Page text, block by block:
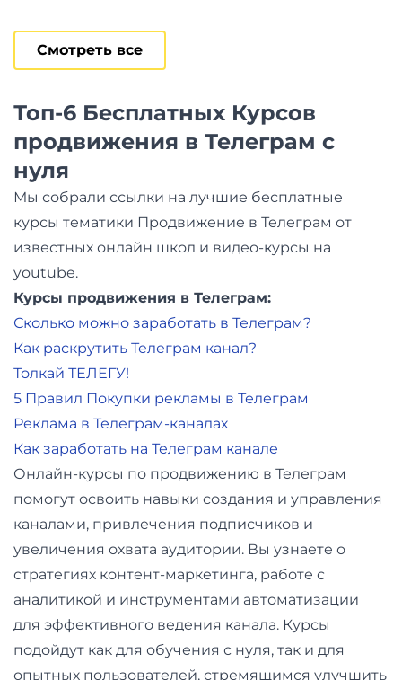
Смотреть все
Топ-6 Бесплатных Курсов
продвижения в Телеграм с
нуля
Мы собрали ссылки на лучшие бесплатные
курсы тематики Продвижение в Телеграм от
известных онлайн школ и видео-курсы на
youtube.
Курсы продвижения в Телеграм:
Сколько можно заработать в Телеграм?
Как раскрутить Телеграм канал?
Толкай ТЕЛЕГУ!
5 Правил Покупки рекламы в Телеграм
Реклама в Телеграм-каналах
Как заработать на Телеграм канале
Онлайн-курсы по продвижению в Телеграм
помогут освоить навыки создания и управления
каналами, привлечения подписчиков и
увеличения охвата аудитории. Вы узнаете о
стратегиях контент-маркетинга, работе с
аналитикой и инструментами автоматизации
для эффективного ведения канала. Курсы
подойдут как для обучения с нуля, так и для
опытных пользователей, стремящимся улучшить